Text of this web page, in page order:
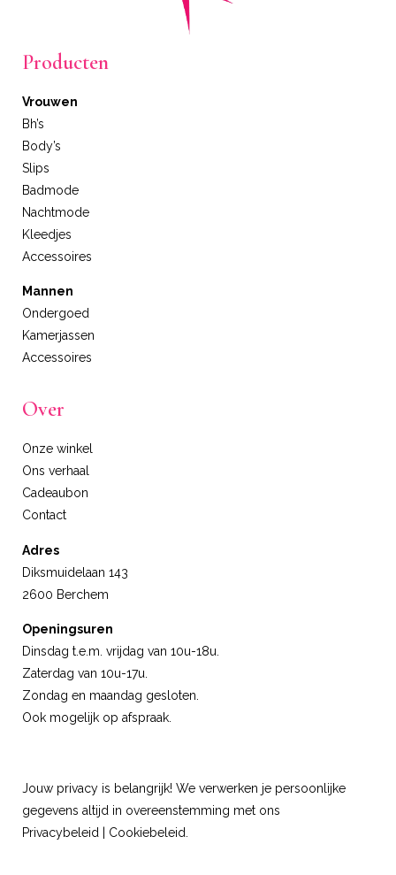
Producten
Vrouwen
Bh’s
Body’s
Slips
Badmode
Nachtmode
Kleedjes
Accessoires
Mannen
Ondergoed
Kamerjassen
Accessoires
Over
Onze winkel
Ons verhaal
Cadeaubon
Contact
Adres
Diksmuidelaan 143
2600 Berchem
Openingsuren
Dinsdag t.e.m. vrijdag van 10u-18u.
Zaterdag van 10u-17u.
Zondag en maandag gesloten.
Ook mogelijk op afspraak.
Jouw privacy is belangrijk! We verwerken je persoonlijke
gegevens altijd in overeenstemming met ons
Privacybeleid | Cookiebeleid